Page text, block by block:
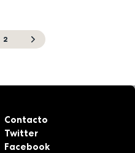
2
Contacto
Twitter
Facebook